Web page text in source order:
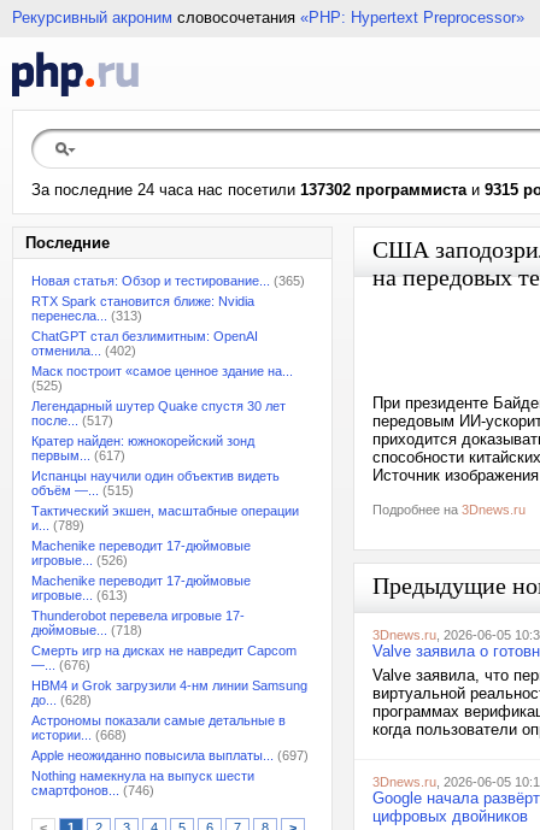
Рекурсивный акроним словосочетания «PHP: Hypertext Preprocessor»
За последние 24 часа нас посетили 137302 программистаи 9315
Последние
Новая статья: Обзор и тестирование...
(365)
RTX Spark становится ближе: Nvidia
перенесла...
(313)
ChatGPT стал безлимитным: OpenAI
отменила...
(402)
Маск построит «самое ценное здание на...
(525)
Легендарный шутер Quake спустя 30 лет
после...
(517)
Кратер найден: южнокорейский зонд
первым...
(617)
Испанцы научили один объектив видеть
объём —...
(515)
Тактический экшен, масштабные операции
и...
(789)
Machenike переводит 17-дюймовые
игровые...
(526)
Machenike переводит 17-дюймовые
игровые...
(613)
Thunderobot перевела игровые 17-
дюймовые...
(718)
Смерть игр на дисках не навредит Capcom
—...
(676)
HBM4 и Grok загрузили 4-нм линии Samsung
до...
(628)
Астрономы показали самые детальные в
истории...
(668)
Apple неожиданно повысила выплаты...
(697)
Nothing намекнула на выпуск шести
смартфонов...
(746)
США
на передовых
При президенте
передовым ИИ-
приходится
способности
Источник
Подробнее на 3Dnews.ru
Предыдущие
3Dnews.ru , 2026-06-05
Valve заявила о
Valve заявила, что
виртуальной
программах
когда пользователи
3Dnews.ru , 2026-06-05
Google начала
цифровых двойников